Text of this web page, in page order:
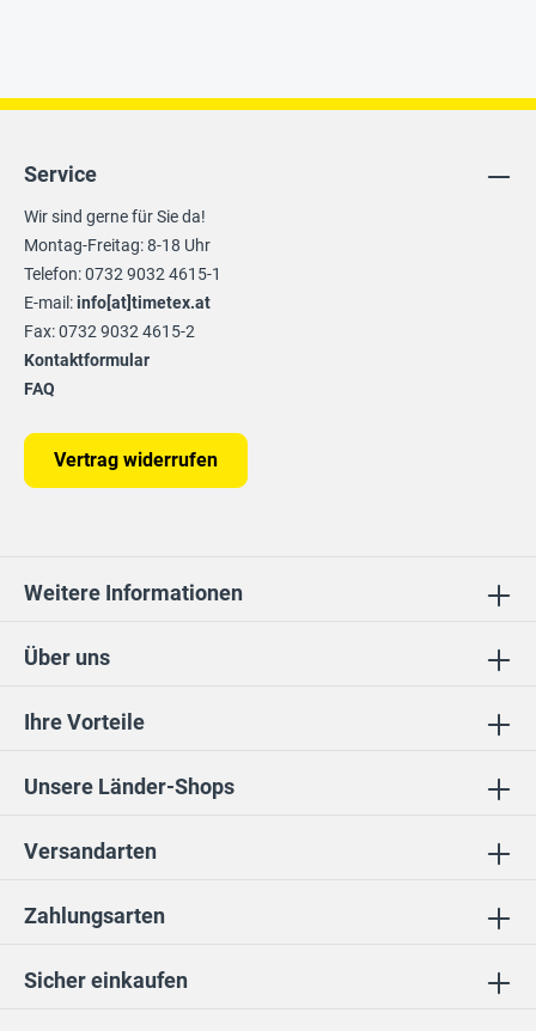
Ihre Vorteile
Unsere Länder-Shops
Sicher einkaufen
Über uns
Service
Wir sind gerne für Sie da!
Montag-Freitag: 8-18 Uhr
Telefon: 0732 9032 4615-1
E-mail:info[at]timetex.at
Fax: 0732 9032 4615-2
Kontaktformular
FAQ
Vertrag widerrufen
Weitere Informationen
Zahlungsarten
Versandarten